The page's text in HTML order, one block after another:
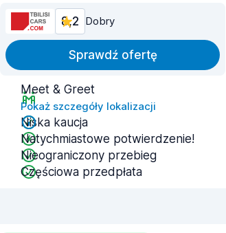
8,2 Dobry
Sprawdź ofertę
Meet & Greet
Pokaż szczegóły lokalizacji
Niska kaucja
Natychmiastowe potwierdzenie!
Nieograniczony przebieg
Częściowa przedpłata